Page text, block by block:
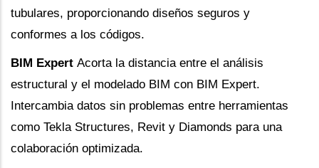
tubulares, proporcionando diseños seguros y
conformes a los códigos.
BIM Expert Acorta la distancia entre el análisis
estructural y el modelado BIM con BIM Expert.
Intercambia datos sin problemas entre herramientas
como Tekla Structures, Revit y Diamonds para una
colaboración optimizada.